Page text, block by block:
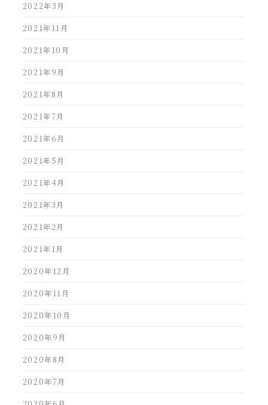
2022年3月
2021年11月
2021年10月
2021年9月
2021年8月
2021年7月
2021年6月
2021年5月
2021年4月
2021年3月
2021年2月
2021年1月
2020年12月
2020年11月
2020年10月
2020年9月
2020年8月
2020年7月